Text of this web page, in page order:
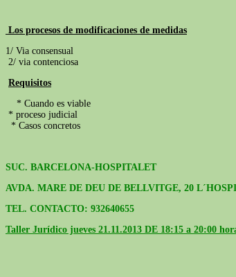
Los procesos de modificaciones de medidas
1/ Via consensual
2/ via contenciosa
Requisitos
* Cuando es viable
* proceso judicial
* Casos concretos
SUC. BARCELONA-HOSPITALET
AVDA. MARE DE DEU DE BELLVITGE, 20
TEL. CONTACTO: 932640655
Taller Jurídico jueves 21.11.2013 DE 18:15 a 20:00